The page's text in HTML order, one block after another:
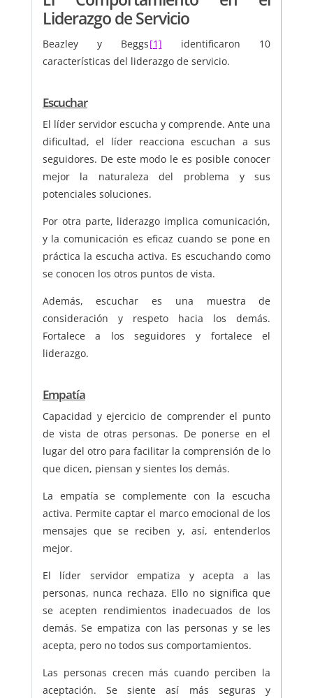
Liderazgo de Servicio
Beazley y Beggs[1] identificaron 10
características del liderazgo de servicio.
Escuchar
El líder servidor escucha y comprende. Ante una
dificultad, el líder reacciona escuchan a sus
seguidores. De este modo le es posible conocer
mejor la naturaleza del problema y sus
potenciales soluciones.
Por otra parte, liderazgo implica comunicación,
y la comunicación es eficaz cuando se pone en
práctica la escucha activa. Es escuchando como
se conocen los otros puntos de vista.
Además, escuchar es una muestra de
consideración y respeto hacia los demás.
Fortalece a los seguidores y fortalece el
liderazgo.
Empatía
Capacidad y ejercicio de comprender el punto
de vista de otras personas. De ponerse en el
lugar del otro para facilitar la comprensión de lo
que dicen, piensan y sientes los demás.
La empatía se complemente con la escucha
activa. Permite captar el marco emocional de los
mensajes que se reciben y, así, entenderlos
mejor.
El líder servidor empatiza y acepta a las
personas, nunca rechaza. Ello no significa que
se acepten rendimientos inadecuados de los
demás. Se empatiza con las personas y se les
acepta, pero no todos sus comportamientos.
Las personas crecen más cuando perciben la
aceptación. Se siente así más seguras y